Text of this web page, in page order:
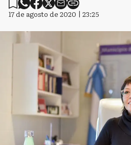
17 de agosto de 2020 | 23:25